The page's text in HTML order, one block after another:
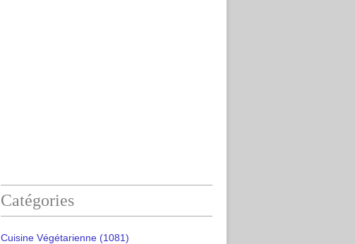
Catégories
Cuisine Végétarienne (1081)